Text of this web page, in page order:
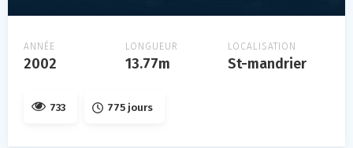
ANNÉE
2002
LONGUEUR
13.77m
LOCALISATION
St-mandrier
733 775 jours